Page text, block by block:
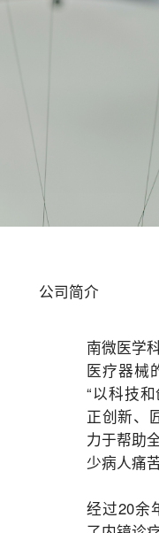
公司简介
南微医学
医疗器械
“以科技
正创新、
力于帮助
少病人痛
经过20余